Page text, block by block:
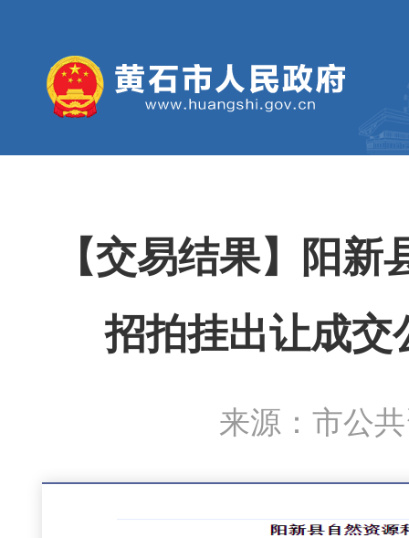
【交易结果】阳
招拍挂出让成交
来源：市公